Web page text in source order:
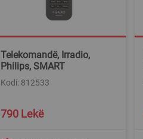
Telekomandë, Irradio,
Philips, SMART
Kodi: 812533
790 Lekë